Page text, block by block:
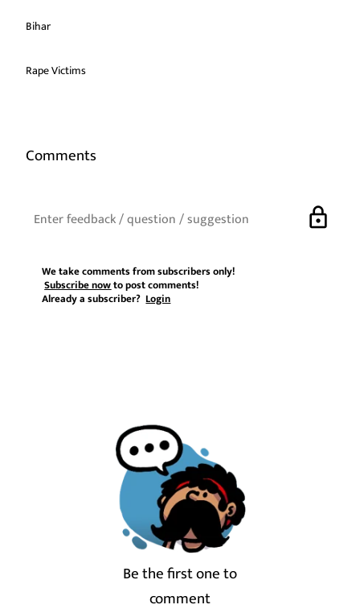
Bihar
Rape Victims
Comments
lock
We take comments from subscribers only!
Subscribe nowto post comments!
Already a subscriber?Login
Be the first one to
comment